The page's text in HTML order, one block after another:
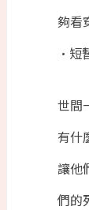
夠看
•短
世間
有什
讓他
們的